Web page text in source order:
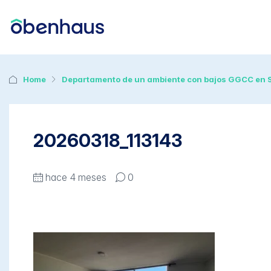
Home Departamento de un ambiente con bajos GGCC en
20260318_113143
hace 4 meses 0